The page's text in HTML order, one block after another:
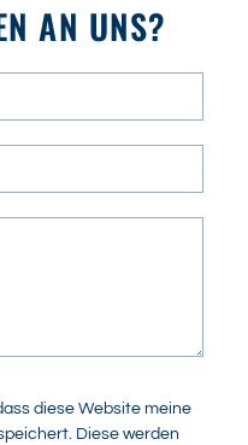
AN UNS?
diese Website meine
Diese werden